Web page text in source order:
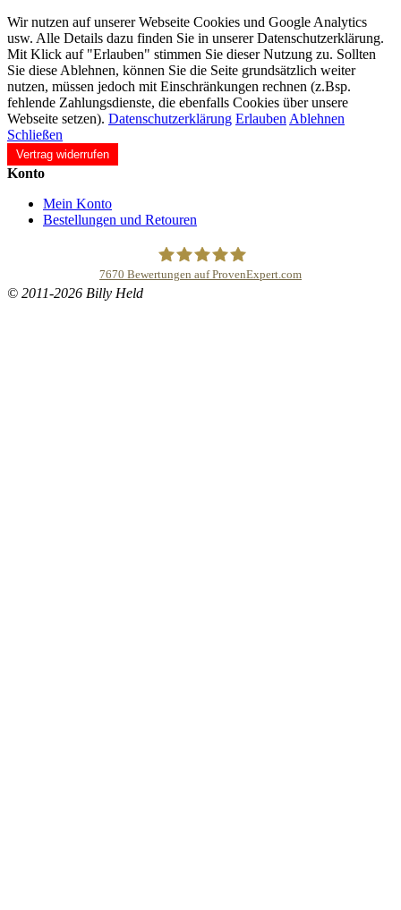
Wir nutzen auf unserer Webseite Cookies und Google Analytics
usw. Alle Details dazu finden Sie in unserer Datenschutzerklärung.
Mit Klick auf "Erlauben" stimmen Sie dieser Nutzung zu. Sollten
Sie diese Ablehnen, können Sie die Seite grundsätzlich weiter
nutzen, müssen jedoch mit Einschränkungen rechnen (z.Bsp.
fehlende Zahlungsdienste, die ebenfalls Cookies über unsere
Webseite setzen). Datenschutzerklärung Erlauben Ablehnen
Schließen
Vertrag widerrufen
Konto
Mein Konto
Bestellungen und Retouren
7670 Bewertungen auf ProvenExpert.com
© 2011-2026 Billy Held